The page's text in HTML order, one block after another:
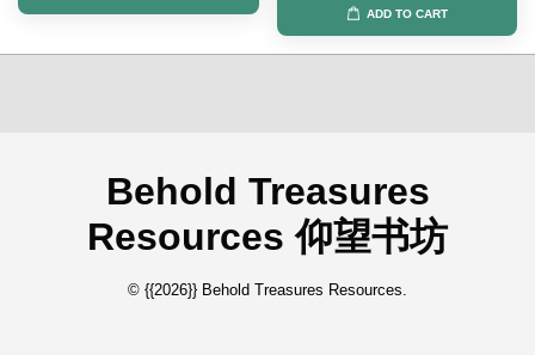
ADD TO CART
Behold Treasures
Resources 仰望书坊
© {{2026}} Behold Treasures Resources.